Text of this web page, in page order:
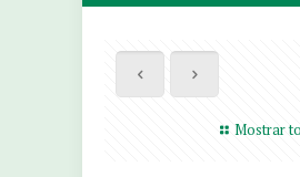
Mostrar